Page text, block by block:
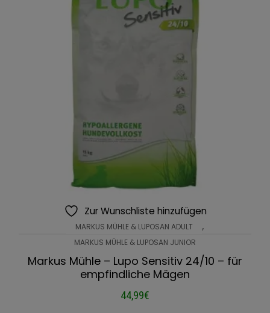
Zur Wunschliste hinzufügen
MARKUS MÜHLE & LUPOSAN ADULT ,
MARKUS MÜHLE & LUPOSAN JUNIOR
Markus Mühle – Lupo Sensitiv 24/10 – für
empfindliche Mägen
44,99€